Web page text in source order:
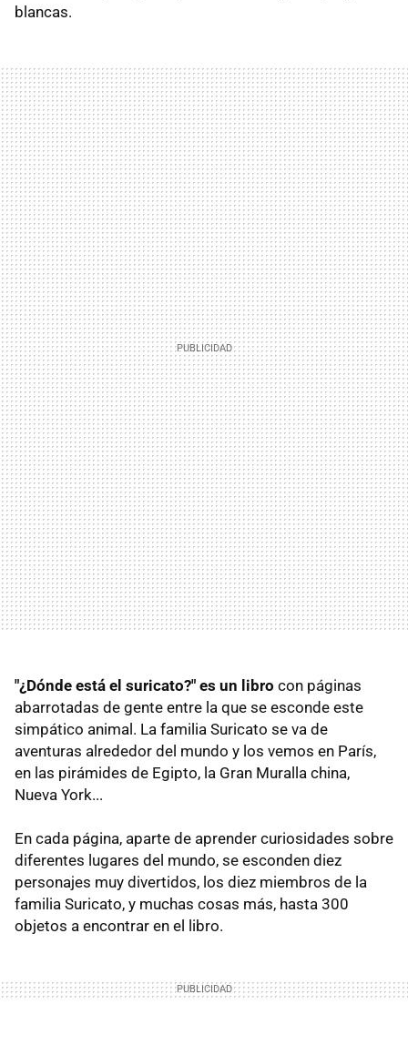
blancas.
"¿Dónde está el suricato?" es un libro con páginas
abarrotadas de gente entre la que se esconde este
simpático animal. La familia Suricato se va de
aventuras alrededor del mundo y los vemos en París,
en las pirámides de Egipto, la Gran Muralla china,
Nueva York...
En cada página, aparte de aprender curiosidades sobre
diferentes lugares del mundo, se esconden diez
personajes muy divertidos, los diez miembros de la
familia Suricato, y muchas cosas más, hasta 300
objetos a encontrar en el libro.